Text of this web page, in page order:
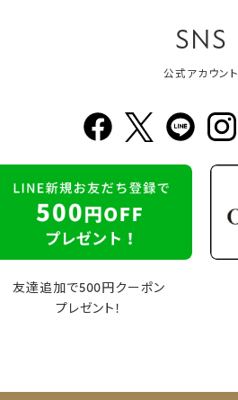
SNS
公式アカウント
友達追加で500円クーポン
プレゼント！